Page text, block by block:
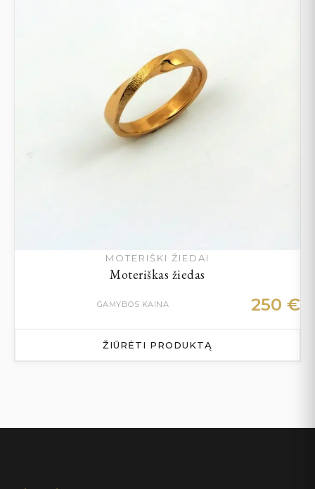
MOTERIŠKI ŽIEDAI
Moteriškas žiedas
GAMYBOS KAINA 250 €
ŽIŪRĖTI PRODUKTĄ